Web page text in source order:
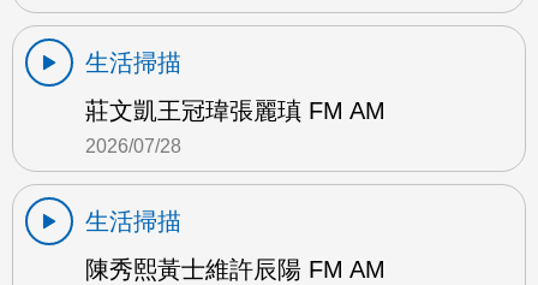
生活掃描
莊文凱王冠瑋張麗瑱 FM AM
2026/07/28
生活掃描
陳秀熙黃士維許辰陽 FM AM